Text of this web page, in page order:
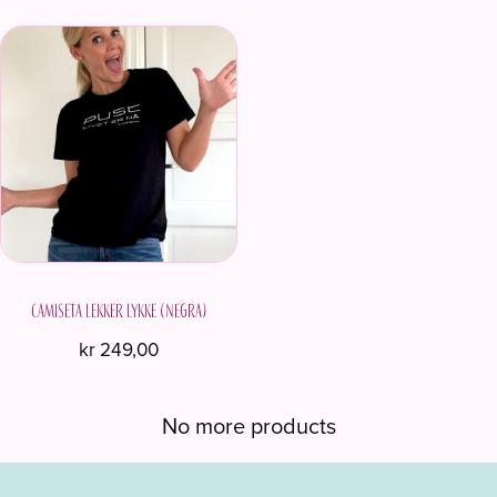
producto
producto
tiene
múltiples
variantes.
opciones
pueden
elegir
la
página
Camiseta Lekker Lykke (Negra)
kr 249,00
producto
tiene
múltiples
No more products